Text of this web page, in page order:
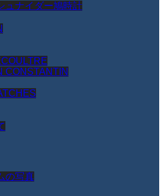
ュナイダー鳩時計
CONSTANTIN
の写真